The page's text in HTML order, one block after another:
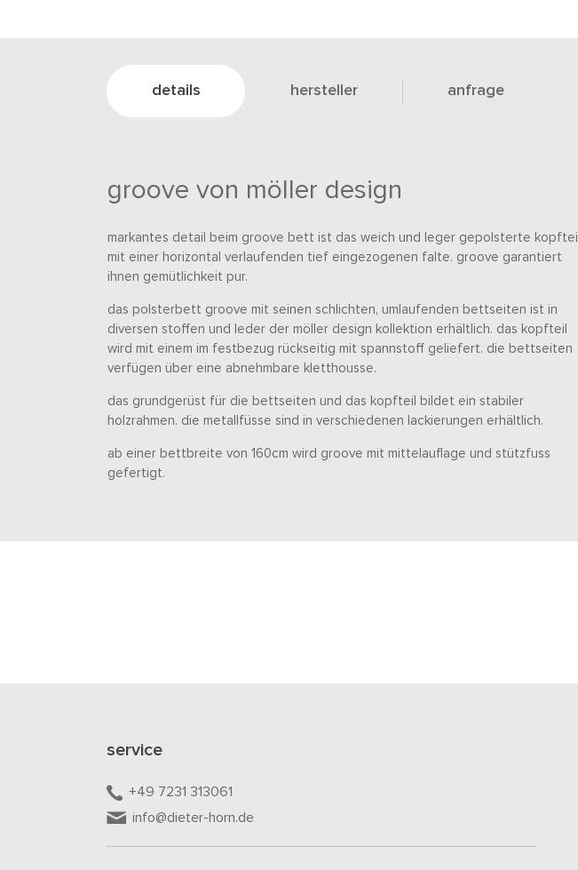
details hersteller anfrage
groove von möller design
markantes detail beim groove bett ist das weich und leger gepolsterte kopfteil
mit einer horizontal verlaufenden tief eingezogenen falte. groove garantiert
ihnen gemütlichkeit pur.
das polsterbett groove mit seinen schlichten, umlaufenden bettseiten ist in
diversen stoffen und leder der möller design kollektion erhältlich. das kopfteil
wird mit einem im festbezug rückseitig mit spannstoff geliefert. die bettseiten
verfügen über eine abnehmbare kletthousse.
das grundgerüst für die bettseiten und das kopfteil bildet ein stabiler
holzrahmen. die metallfüsse sind in verschiedenen lackierungen erhältlich.
ab einer bettbreite von 160cm wird groove mit mittelauflage und stützfuss
gefertigt.
service
+49 7231 313061
info@dieter-horn.de